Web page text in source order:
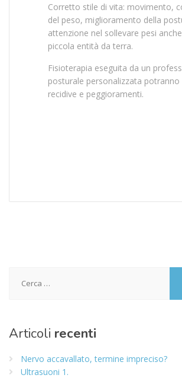
Corretto stile di vita: movimento,
del peso, miglioramento della
attenzione nel sollevare pesi
piccola entità da terra.
Fisioterapia eseguita da un
posturale personalizzata potranno
recidive e peggioramenti.
per:
Articoli recenti
Nervo accavallato, termine impreciso?
Ultrasuoni 1.